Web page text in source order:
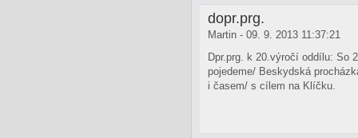
dopr.prg.
Martin - 09. 9. 2013 11:37:21
Dpr.prg. k 20.výročí oddílu: So
pojedeme/ Beskydská
i časem/ s cílem na Klíčku.